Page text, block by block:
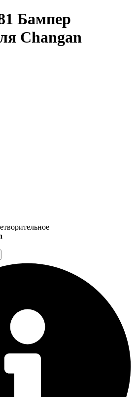
Бампер
Changan